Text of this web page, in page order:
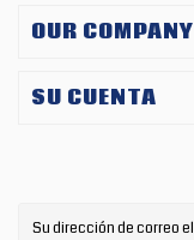
OUR COMPANY
SU CUENTA